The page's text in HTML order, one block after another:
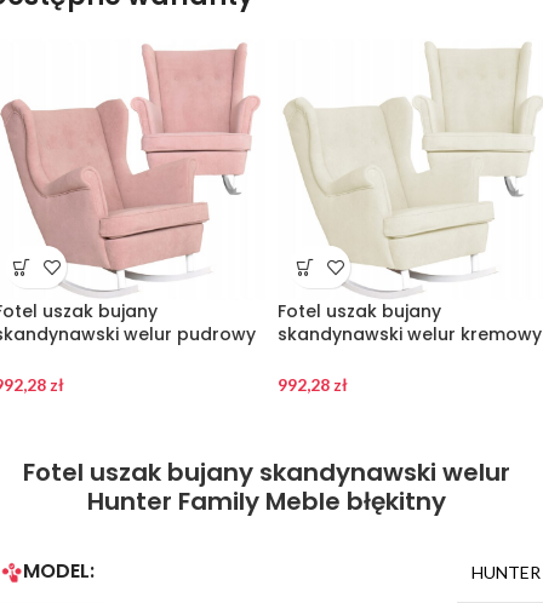
uszak bujany
welur pudrowy
zł
Fotel uszak bujany
skandynawski welur kremowy
beżowy
992,28 zł
Fotel uszak bujany skandynawski welur
Hunter Family Meble błękitny
MODEL: HUNTER